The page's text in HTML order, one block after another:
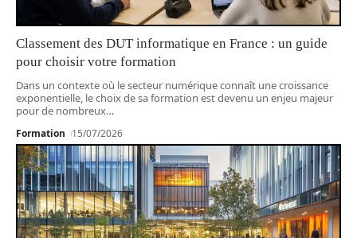
Classement des DUT informatique en France : un guide
pour choisir votre formation
Dans un contexte où le secteur numérique connaît une croissance
exponentielle, le choix de sa formation est devenu un enjeu majeur
pour de nombreux…
Formation 15/07/2026